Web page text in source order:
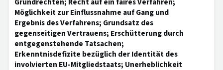
Möglichkeit zur Einflussnahme auf Gang und
Ergebnis des Verfahrens; Grundsatz des
gegenseitigen Vertrauens; Erschütterung durch
entgegenstehende Tatsachen;
Erkenntnisdefizite bezüglich der Identität des
involvierten EU-Mitgliedstaats; Unerheblichkeit